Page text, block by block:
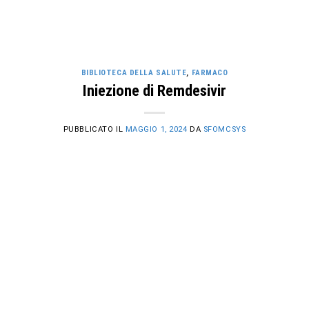
BIBLIOTECA DELLA SALUTE, FARMACO
Iniezione di Remdesivir
PUBBLICATO IL MAGGIO 1, 2024 DA SFOMCSYS